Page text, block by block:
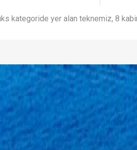
kategoride yer alan teknemiz, 8